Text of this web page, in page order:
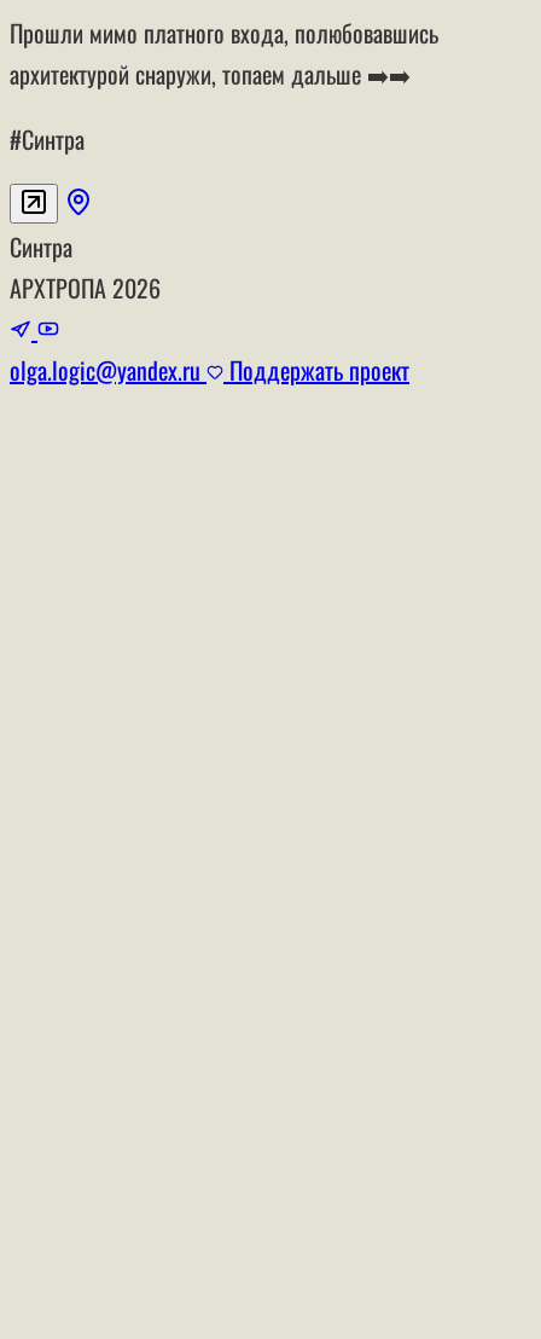
Прошли мимо платного входа, полюбовавшись
архитектурой снаружи, топаем дальше ➡️➡️
#Синтра
Синтра
АРХТРОПА 2026
olga.logic@yandex.ru Поддержать проект